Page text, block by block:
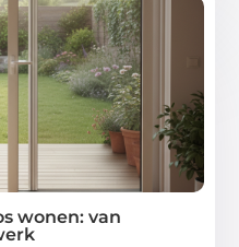
wonen: van